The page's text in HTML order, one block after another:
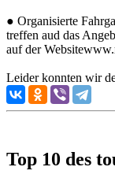
● Organisierte
treffen aud das
auf der
Leider konnten wir
Top 10 des